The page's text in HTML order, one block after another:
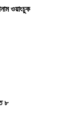
ওয়াংচুক
৮